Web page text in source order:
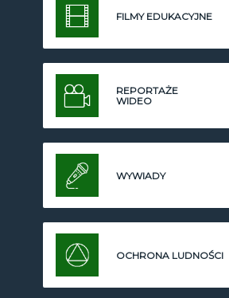
FILMY EDUKACYJNE
REPORTAŻE
WIDEO
WYWIADY
OCHRONA LUDNOŚCI